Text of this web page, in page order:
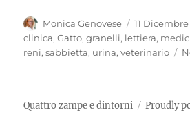
Autore
Monica Genovese
Pubblicato
il
11 Dicembre
clinica,Gatto,granelli, lettiera,
reni,sabbietta, urina,veterinario
Quattro zampe e dintorni Proudly